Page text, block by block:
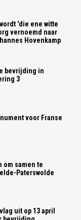
'die ene witte
vernoemd naar
Hovenkamp
bevrijding in
3
voor Franse
om samen te
Paterswolde
uit op 13 april